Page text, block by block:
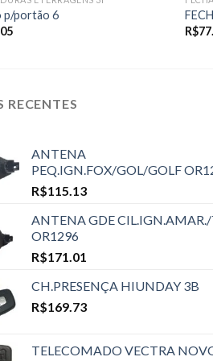
p/portão 6
R$
RECENTES
ANTENA
PEQ.IGN.FOX/GOL/GOLF
R$115.13
ANTENA GDE
OR1296
R$171.01
CH.PRESENÇA HIUNDAY 3B
R$169.73
TELECOMADO VECTRA